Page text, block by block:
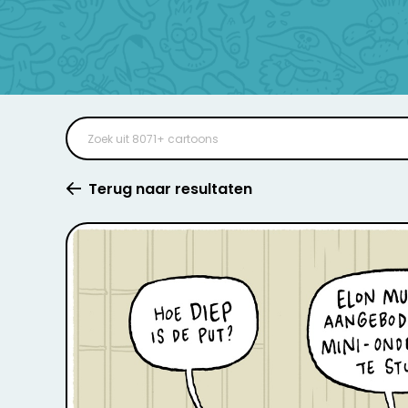
Terug naar resultaten